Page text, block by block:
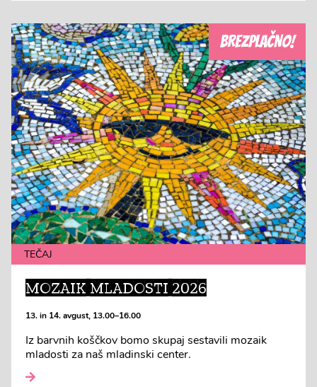
BREZPLAČNO!
TEČAJ
MOZAIK MLADOSTI 2026
13. in 14. avgust, 13.00–16.00
Iz barvnih koščkov bomo skupaj sestavili mozaik
mladosti za naš mladinski center.